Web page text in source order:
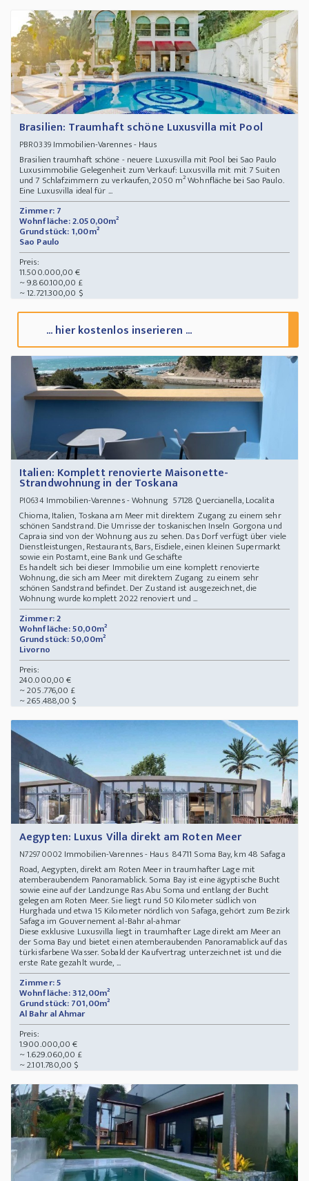
Brasilien: Traumhaft schöne Luxusvilla mit Pool
PBR0339Immobilien-Varennes - Haus
Brasilien traumhaft schöne - neuere Luxusvilla mit Pool bei Sao Paulo
Luxusimmobilie Gelegenheit zum Verkauf: Luxusvilla mit mit 7 Suiten
und 7 Schlafzimmern zu verkaufen, 2050 m² Wohnfläche bei Sao Paulo.
Eine Luxusvilla ideal für ...
Zimmer: 7
Wohnfläche: 2.050,00m²
Grundstück: 1,00m²
Sao Paulo
Preis:
11.500.000,00 €
~ 9.860.100,00 £
~ 12.721.300,00 $
... hier kostenlos inserieren ...
Italien: Komplett renovierte Maisonette-
Strandwohnung in der Toskana
PI0634Immobilien-Varennes - Wohnung 57128 Quercianella, Localita
Chioma, Italien, Toskana am Meer mit direktem Zugang zu einem sehr
schönen Sandstrand. Die Umrisse der toskanischen Inseln Gorgona und
Capraia sind von der Wohnung aus zu sehen. Das Dorf verfügt über viele
Dienstleistungen, Restaurants, Bars, Eisdiele, einen kleinen Supermarkt
sowie ein Postamt, eine Bank und Geschäfte
Es handelt sich bei dieser Immobilie um eine komplett renovierte
Wohnung, die sich am Meer mit direktem Zugang zu einem sehr
schönen Sandstrand befindet. Der Zustand ist ausgezeichnet, die
Wohnung wurde komplett 2022 renoviert und ...
Zimmer: 2
Wohnfläche: 50,00m²
Grundstück: 50,00m²
Livorno
Preis:
240.000,00 €
~ 205.776,00 £
~ 265.488,00 $
Aegypten: Luxus Villa direkt am Roten Meer
N72970002Immobilien-Varennes - Haus 84711 Soma Bay, km 48 Safaga
Road, Aegypten, direkt am Roten Meer in traumhafter Lage mit
atemberaubendem Panoramablick. Soma Bay ist eine ägyptische Bucht
sowie eine auf der Landzunge Ras Abu Soma und entlang der Bucht
gelegen am Roten Meer. Sie liegt rund 50 Kilometer südlich von
Hurghada und etwa 15 Kilometer nördlich von Safaga, gehört zum Bezirk
Safaga im Gouvernement al-Bahr al-ahmar
Diese exklusive Luxusvilla liegt in traumhafter Lage direkt am Meer an
der Soma Bay und bietet einen atemberaubenden Panoramablick auf das
türkisfarbene Wasser. Sobald der Kaufvertrag unterzeichnet ist und die
erste Rate gezahlt wurde, ...
Zimmer: 5
Wohnfläche: 312,00m²
Grundstück: 701,00m²
Al Bahr al Ahmar
Preis:
1.900.000,00 €
~ 1.629.060,00 £
~ 2.101.780,00 $